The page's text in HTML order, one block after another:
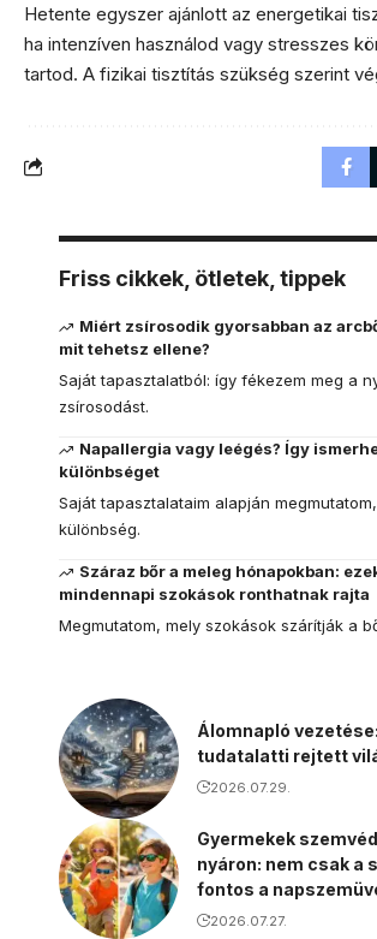
Hetente egyszer ajánlott az energetikai
ha intenzíven használod vagy stresszes
tartod. A fizikai tisztítás szükség szerint
Friss cikkek, ötletek, tippek
Miért zsírosodik gyorsabban az
mit tehetsz ellene?
Saját tapasztalatból: így fékezem meg a
zsírosodást.
Napallergia vagy leégés? Így
különbséget
Saját tapasztalataim alapján
különbség.
Száraz bőr a meleg hónapokban:
mindennapi szokások ronthatnak rajta
Megmutatom, mely szokások szárítják a
Álomnapló
tudatalatti rejtett
2026.07.29.
Gyermekek
nyáron: nem csak a
fontos a
2026.07.27.